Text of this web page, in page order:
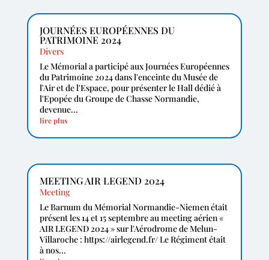
JOURNÉES EUROPÉENNES DU
PATRIMOINE 2024
Divers
Le Mémorial a participé aux Journées Européennes
du Patrimoine 2024 dans l'enceinte du Musée de
l'Air et de l'Espace, pour présenter le Hall dédié à
l'Epopée du Groupe de Chasse Normandie,
devenue...
lire plus
MEETING AIR LEGEND 2024
Meeting
Le Barnum du Mémorial Normandie-Niemen était
présent les 14 et 15 septembre au meeting aérien «
AIR LEGEND 2024 » sur l'Aérodrome de Melun-
Villaroche : https://airlegend.fr/ Le Régiment était
à nos...